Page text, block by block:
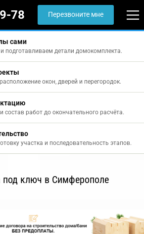
78 Перезвоните мне
сами
подготавливаем детали домокомплекта.
окон, дверей и перегородок.
работ до окончательного расчёта.
участка и последовательность этапов.
ключ в Симферополе